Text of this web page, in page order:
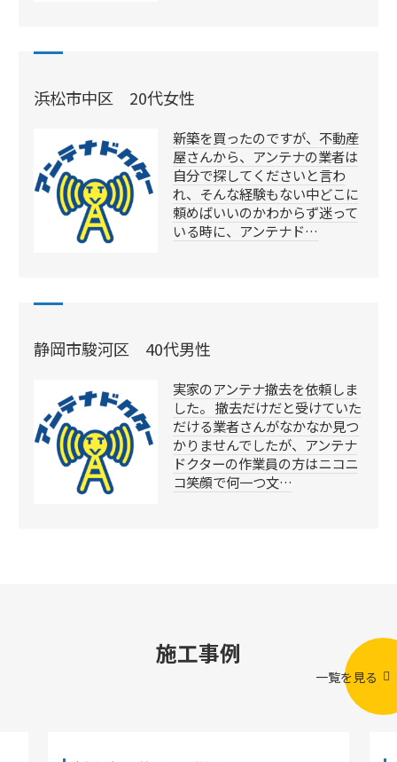
浜松市中区 20代女性
新築を買ったのですが、不動産
屋さんから、アンテナの業者は
自分で探してくださいと言わ
れ、そんな経験もない中どこに
頼めばいいのかわからず迷って
いる時に、アンテナド…
静岡市駿河区 40代男性
実家のアンテナ撤去を依頼しま
した。 撤去だけだと受けていた
だける業者さんがなかなか見つ
かりませんでしたが、アンテナ
ドクターの作業員の方はニコニ
コ笑顔で何一つ文…
施工事例
一覧を見る